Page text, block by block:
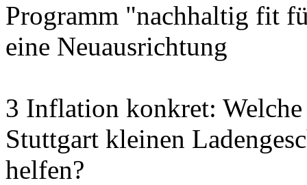
Programm "nachhaltig fit
eine Neuausrichtung
3 Inflation konkret:
Stuttgart kleinen
helfen?